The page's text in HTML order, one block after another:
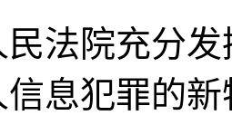
院充分发
息犯罪的